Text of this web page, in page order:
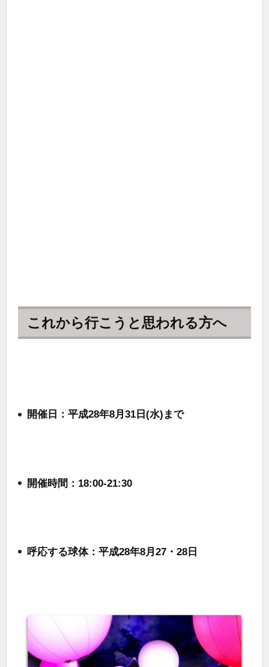
これから行こうと思われる方へ
開催日：平成28年8月31日(水)まで
開催時間：18:00-21:30
呼応する球体：平成28年8月27・28日